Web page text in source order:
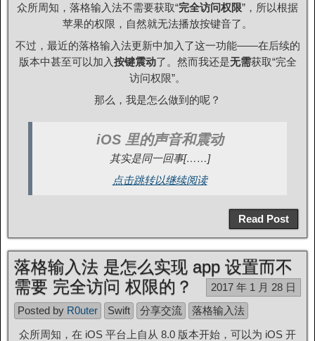
众所周知，落格输入法不需要获取“完全访问权限”，所以根据
苹果的权限，自然就无法播放按键音了。
不过，最近的落格输入法更新中加入了这一功能——在后续的
版本中甚至可以加入按键震动了。然而我还是无需获取“完全
访问权限”。
那么，我是怎么做到的呢？
iOS 里的声音和震动
其实是同一回事[……]
点击跳转以继续阅读
Read Post
落格输入法 是怎么实现 app 设置而不
需要 完全访问 权限的？
2017 年 1 月 28 日
Posted by R0uter Swift 分享交流
落格输入法
众所周知，在 iOS 平台上自从 8.0 版本开始，可以为 iOS 开